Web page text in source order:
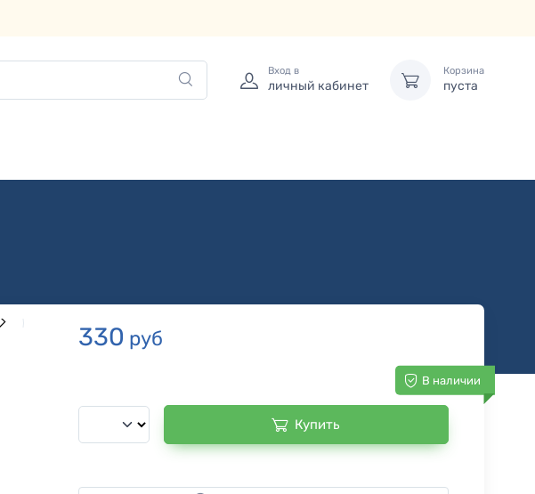
Вход в
личный кабинет
Корзина
пуста
330 руб
В наличии
Купить